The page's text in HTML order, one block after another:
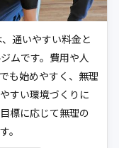
通いやすい料金と
ムです。費用や人
も始めやすく、無理
すい環境づくりに
標に応じて無理の
。